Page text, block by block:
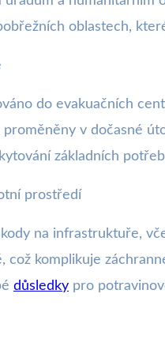
oblastech,
do evakuačních
v dočasné
základních
prostředí
na infrastruktuře,
komplikuje
důsledky pro